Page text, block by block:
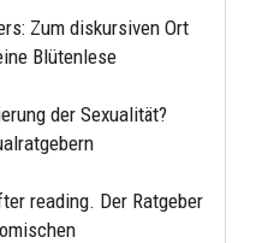
Zum diskursiven Ort
Blütenlese
der Sexualität?
reading. Der Ratgeber